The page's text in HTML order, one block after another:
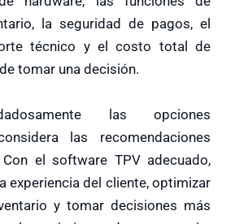
la seguridad de pagos, el
técnico y el costo total de
tomar una decisión.
las opciones
las recomendaciones
el software TPV adecuado,
experiencia del cliente, optimizar
y tomar decisiones más